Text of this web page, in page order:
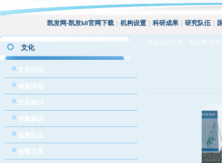
凯发网-凯发k8官网下载|机构设置|科研成果|研究队伍|
文化
文化活动
创新讲坛
文化副刊
形象标识
创新队伍
创新文库
您现在的位置： 凯发网-凯